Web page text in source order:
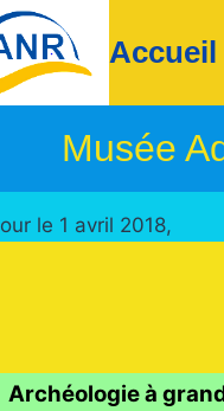
Accueil
Musée
le 1 avril 2018,
Archéologie à